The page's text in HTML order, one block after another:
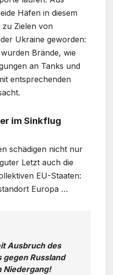
Häfen in diesem
Zielen von
Ukraine geworden:
Brände, wie
an Tanks und
entsprechenden
im Sinkflug
schädigen nicht nur
Letzt auch die
EU-Staaten:
Europa …
Ausbruch des
Russland
Niedergang!